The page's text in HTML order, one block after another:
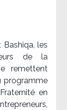
les
de la
remettent
programme
en